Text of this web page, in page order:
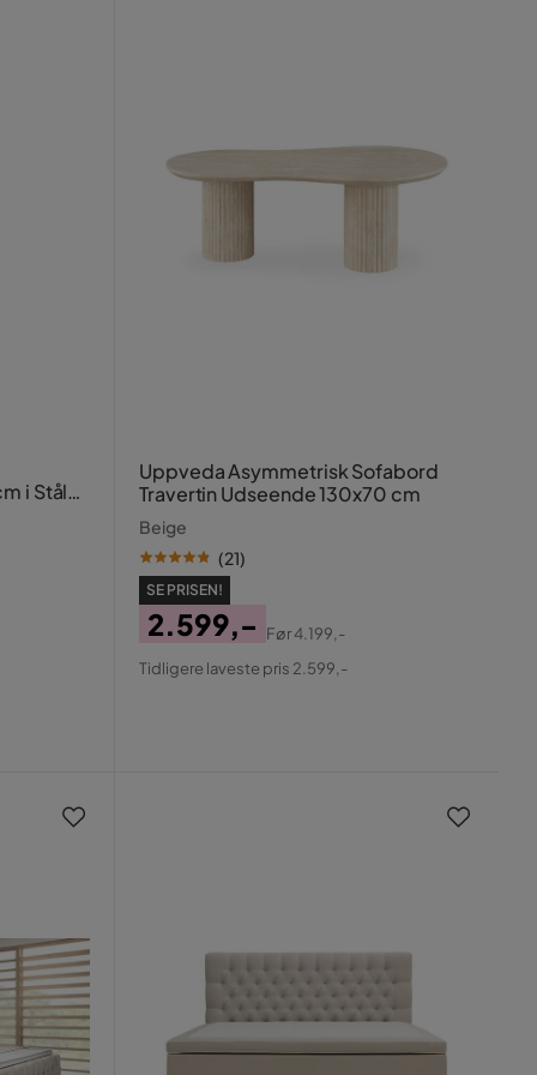
i Stål
Uppveda Asymmetrisk Sofabord
Travertin Udseende 130x70 cm
Beige
(21)
SE PRISEN!
Pris
2.599,-
Original
Før4.199,-
Tidligere laveste pris 2.599,-